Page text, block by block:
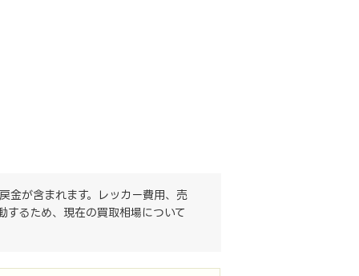
金が含まれます。レッカー費用、売
するため、現在の買取相場について